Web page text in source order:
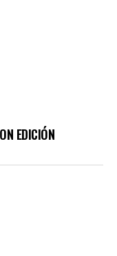
EDICIÓN